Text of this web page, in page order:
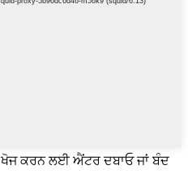
ਖੋਜ ਕਰਨ ਲਈ ਐਂਟਰ ਦਬਾਓ ਜਾਂ ਬੰਦ